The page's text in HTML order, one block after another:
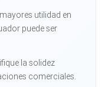
utilidad en
puede ser
la solidez
comerciales.